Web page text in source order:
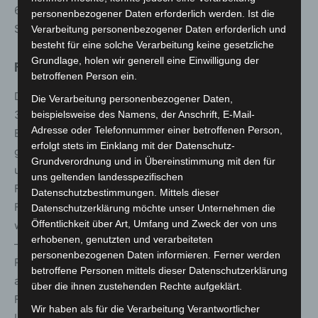
6:00 bis 23:00 Uhr, Samstag 6:00 bis 20:00 Uhr und
Sonntag 7:00 bis 20:00 Uhr).
Fundbüros bleiben geschlossen
Das ÜSTRA Fundbüro in der Nordmannpassage 6 in
30159 Hannover sowie die Fundbüros auf den fünf
Betriebshöfen der regiobus bleiben ebenfalls
geschlossen. Fundgegenstände aus den Stadtbahnen
und
ÜSTRA
Bussen können weiterhin über das Online-
Fundbüro über uestra.de eingesehen werden. Wenn
Fundgegenstände eindeutig identifizierbar sein sollten –
wie zum Beispiel Personalausweise oder Führerscheine
– werden die Besitzer benachrichtigt. Nach positiver
Rückmeldung werden Ausweispapiere per Postversand
an den Eigentümer geschickt. Telefonisch ist das
Fundbüro montags bis freitags zwischen 10:00 bis 18:30
personenbezogener Daten erforderlich werden. Ist die
Verarbeitung personenbezogener Daten erforderlich und
besteht für eine solche Verarbeitung keine gesetzliche
Grundlage, holen wir generell eine Einwilligung der
betroffenen Person ein.
Die Verarbeitung personenbezogener Daten,
beispielsweise des Namens, der Anschrift, E-Mail-
Adresse oder Telefonnummer einer betroffenen Person,
erfolgt stets im Einklang mit der Datenschutz-
Grundverordnung und in Übereinstimmung mit den für
uns geltenden landesspezifischen
Datenschutzbestimmungen. Mittels dieser
Datenschutzerklärung möchte unser Unternehmen die
Öffentlichkeit über Art, Umfang und Zweck der von uns
erhobenen, genutzten und verarbeiteten
personenbezogenen Daten informieren. Ferner werden
betroffene Personen mittels dieser Datenschutzerklärung
über die ihnen zustehenden Rechte aufgeklärt.
Wir haben als für die Verarbeitung Verantwortlicher